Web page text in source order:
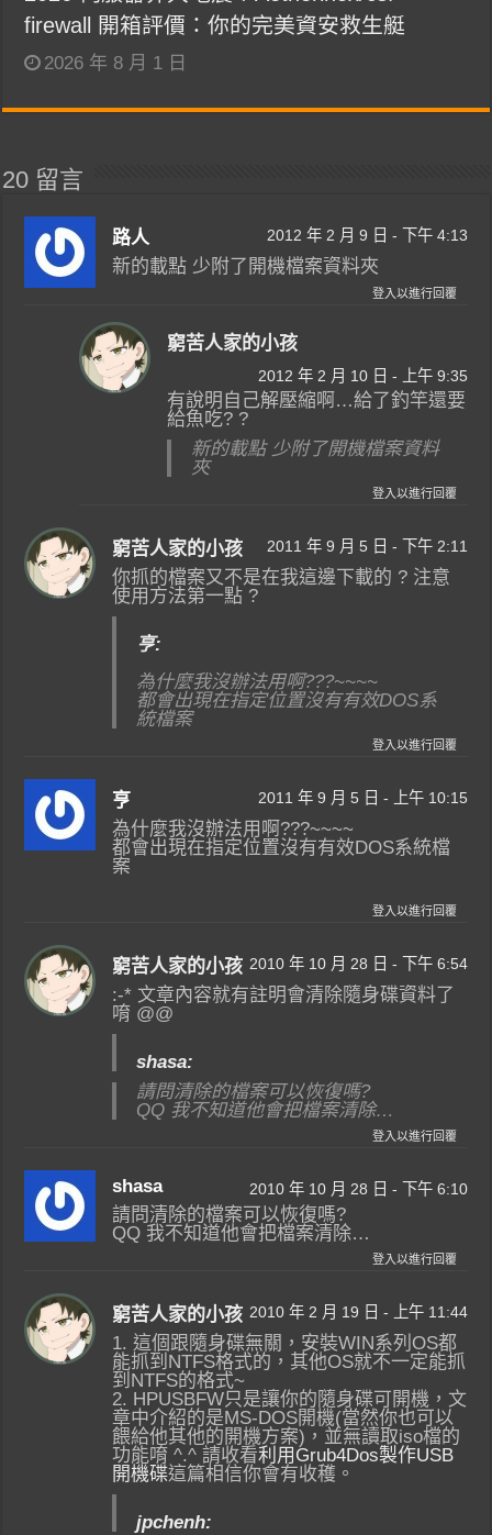
firewall 開箱評價：你的完美資安救生艇
2026 年 8 月 1 日
20 留言
路人 2012 年 2 月 9 日 - 下午 4:13
新的載點 少附了開機檔案資料夾
登入以進行回覆
窮苦人家的小孩
2012 年 2 月 10 日 - 上午 9:35
有說明自己解壓縮啊…給了釣竿還要
給魚吃? ?
新的載點 少附了開機檔案資料
夾
登入以進行回覆
窮苦人家的小孩 2011 年 9 月 5 日 - 下午 2:11
你抓的檔案又不是在我這邊下載的 ? 注意
使用方法第一點 ?
亨:
為什麼我沒辦法用啊???~~~~
都會出現在指定位置沒有有效DOS系
統檔案
登入以進行回覆
亨 2011 年 9 月 5 日 - 上午 10:15
為什麼我沒辦法用啊???~~~~
都會出現在指定位置沒有有效DOS系統檔
案
登入以進行回覆
窮苦人家的小孩 2010 年 10 月 28 日 - 下午 6:54
:-* 文章內容就有註明會清除隨身碟資料了
唷 @@
shasa:
請問清除的檔案可以恢復嗎?
QQ 我不知道他會把檔案清除…
登入以進行回覆
shasa 2010 年 10 月 28 日 - 下午 6:10
請問清除的檔案可以恢復嗎?
QQ 我不知道他會把檔案清除…
登入以進行回覆
窮苦人家的小孩 2010 年 2 月 19 日 - 上午 11:44
1. 這個跟隨身碟無關，安裝WIN系列OS都
能抓到NTFS格式的，其他OS就不一定能抓
到NTFS的格式~
2. HPUSBFW只是讓你的隨身碟可開機，文
章中介紹的是MS-DOS開機(當然你也可以
餵給他其他的開機方案)，並無讀取iso檔的
功能唷 ^.^ 請收看利用Grub4Dos製作USB
開機碟這篇相信你會有收穫。
jpchenh: